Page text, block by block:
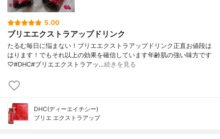
5.00
ブリエエクストラアップドリンク
たるむ毎日に悩まない！ブリエエクストラアップドリンク正直お値段は
はります！でもそれ以上の効果を確信しています年齢肌の強い味方です
♡#DHC#ブリエエクストラアッ…続きを見る
DHC(ディーエイチシー)
ブリエ エクストラアップ